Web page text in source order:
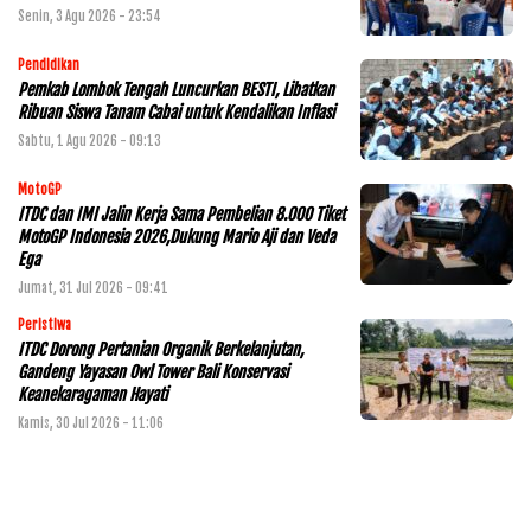
Senin, 3 Agu 2026 - 23:54
Pendidikan
Pemkab Lombok Tengah Luncurkan BESTI, Libatkan
Ribuan Siswa Tanam Cabai untuk Kendalikan Inflasi
Sabtu, 1 Agu 2026 - 09:13
MotoGP
ITDC dan IMI Jalin Kerja Sama Pembelian 8.000 Tiket
MotoGP Indonesia 2026,Dukung Mario Aji dan Veda
Ega
Jumat, 31 Jul 2026 - 09:41
Peristiwa
ITDC Dorong Pertanian Organik Berkelanjutan,
Gandeng Yayasan Owl Tower Bali Konservasi
Keanekaragaman Hayati
Kamis, 30 Jul 2026 - 11:06